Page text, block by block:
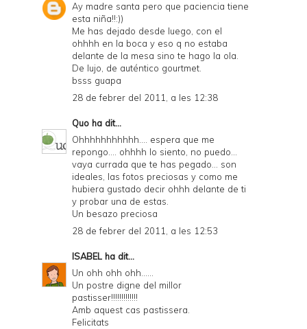
Ay madre santa pero que paciencia tiene
esta niña!!:))
Me has dejado desde luego, con el
ohhhh en la boca y eso q no estaba
delante de la mesa sino te hago la ola.
De lujo, de auténtico gourtmet.
bsss guapa
28 de febrer del 2011, a les 12:38
Quo ha dit...
Ohhhhhhhhhhh.... espera que me
repongo.... ohhhh lo siento, no puedo...
vaya currada que te has pegado... son
ideales, las fotos preciosas y como me
hubiera gustado decir ohhh delante de ti
y probar una de estas.
Un besazo preciosa
28 de febrer del 2011, a les 12:53
ISABEL ha dit...
Un ohh ohh ohh......
Un postre digne del millor
pastisser!!!!!!!!!!!!!
Amb aquest cas pastissera.
Felicitats